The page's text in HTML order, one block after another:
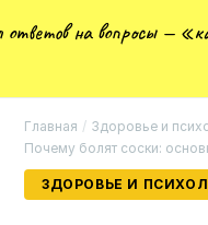
ответов на вопросы —
Главная / Здоровье и
Почему болят соски:
ЗДОРОВЬЕ И